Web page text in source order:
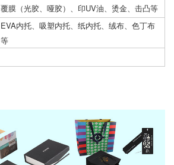
覆膜（光胶、哑胶）、印UV油、烫金、击凸等
EVA内托、吸塑内托、纸内托、绒布、色丁布
等